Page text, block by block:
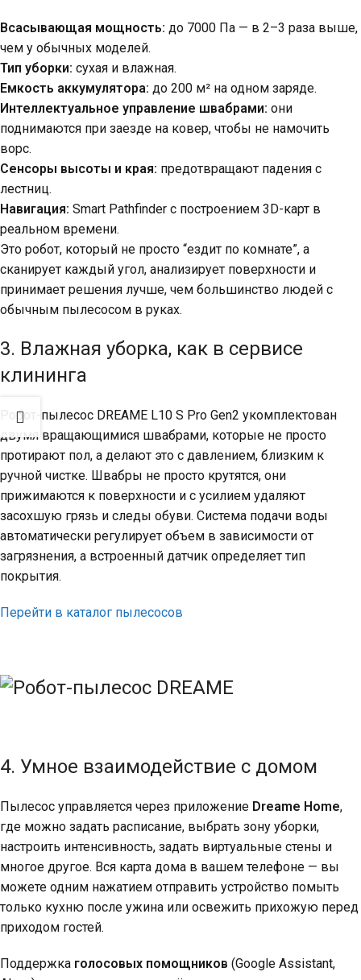
Всасывающая мощность: до 7000 Па — в 2–3 раза выше,
чем у обычных моделей.
Тип уборки: сухая и влажная.
Емкость аккумулятора: до 200 м² на одном заряде.
Интеллектуальное управление швабрами: они
поднимаются при заезде на ковер, чтобы не намочить
ворс.
Сенсоры высоты и края: предотвращают падения с
лестниц.
Навигация: Smart Pathfinder с построением 3D-карт в
реальном времени.
Это робот, который не просто “ездит по комнате”, а
сканирует каждый угол, анализирует поверхности и
принимает решения лучше, чем большинство людей с
обычным пылесосом в руках.
3. Влажная уборка, как в сервисе
клининга
Робот-пылесос DREAME L10 S Pro Gen2 укомплектован
двумя вращающимися швабрами, которые не просто
протирают пол, а делают это с давлением, близким к
ручной чистке. Швабры не просто крутятся, они
прижимаются к поверхности и с усилием удаляют
засохшую грязь и следы обуви. Система подачи воды
автоматически регулирует объем в зависимости от
загрязнения, а встроенный датчик определяет тип
покрытия.
Перейти в каталог пылесосов
4. Умное взаимодействие с домом
Пылесос управляется через приложение Dreame Home,
где можно задать расписание, выбрать зону уборки,
настроить интенсивность, задать виртуальные стены и
многое другое. Вся карта дома в вашем телефоне — вы
можете одним нажатием отправить устройство помыть
только кухню после ужина или освежить прихожую перед
приходом гостей.
Поддержка голосовых помощников (Google Assistant,